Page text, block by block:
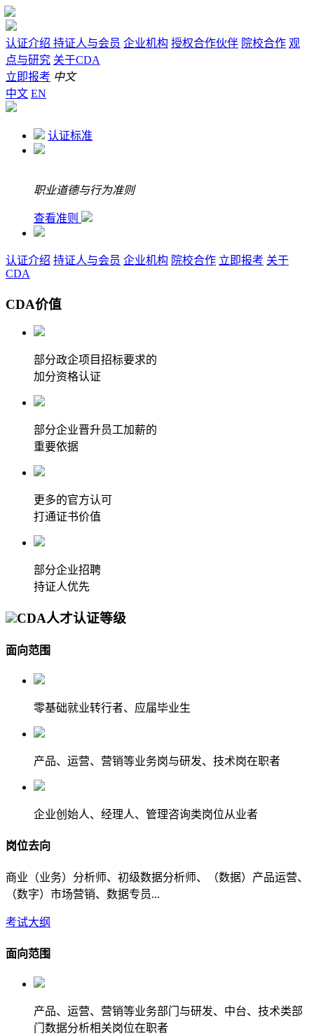
认证介绍 持证人与会员 企业机构 授权合作伙伴 院校合作 观
点与研究 关于CDA
立即报考 中文
中文 EN
认证标准
职业道德与行为准则
查看准则
认证介绍 持证人与会员 企业机构 院校合作 立即报考 关于
CDA
CDA价值
部分政企项目招标要求的
加分资格认证
部分企业晋升员工加薪的
重要依据
更多的官方认可
打通证书价值
部分企业招聘
持证人优先
CDA人才认证等级
面向范围
零基础就业转行者、应届毕业生
产品、运营、营销等业务岗与研发、技术岗在职者
企业创始人、经理人、管理咨询类岗位从业者
岗位去向
商业（业务）分析师、初级数据分析师、（数据）产品运营、
（数字）市场营销、数据专员...
考试大纲
面向范围
产品、运营、营销等业务部门与研发、中台、技术类部
门数据分析相关岗位在职者